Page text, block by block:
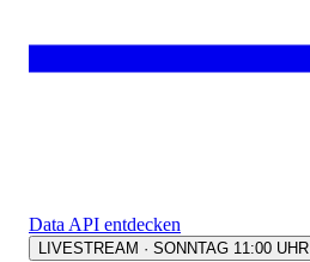
Data API entdecken
LIVESTREAM · SONNTAG 11:00 UHR